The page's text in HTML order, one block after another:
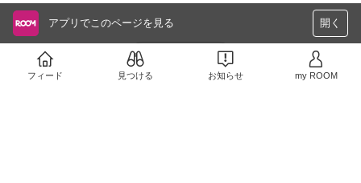
アプリでこのページを見る 開く
フィード 見つける お知らせ my ROOM